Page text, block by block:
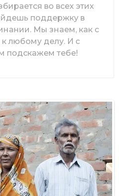
во всех этих
поддержку в
Мы знаем, как с
любому делу. И с
подскажем тебе!